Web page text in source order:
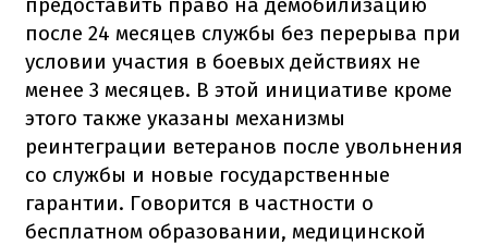
после 24 месяцев службы без перерыва при
условии участия в боевых действиях не
менее 3 месяцев. В этой инициативе кроме
этого также указаны механизмы
реинтеграции ветеранов после увольнения
со службы и новые государственные
гарантии. Говорится в частности о
бесплатном образовании, медицинской